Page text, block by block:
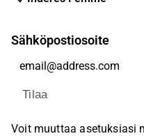
Sähköpostiosoite
Tilaa
Voit muuttaa asetuksiasi